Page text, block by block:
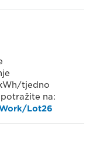
tjedno
na:
Lot26